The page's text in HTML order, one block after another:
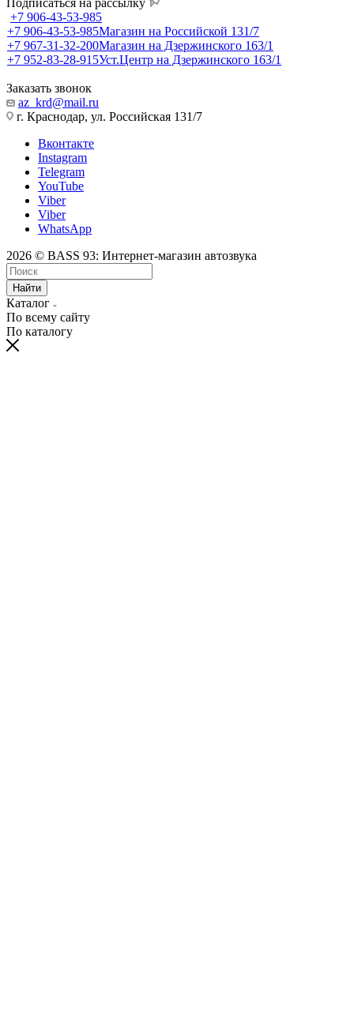
Подписаться на рассылку
+7 906-43-53-985
+7 906-43-53-985Магазин на Российской 131/7
+7 967-31-32-200Магазин на Дзержинского 163/1
+7 952-83-28-915Уст.Центр на Дзержинского 163/1
Заказать звонок
az_krd@mail.ru
г. Краснодар, ул. Российская 131/7
Вконтакте
Instagram
Telegram
YouTube
Viber
Viber
WhatsApp
2026 © BASS 93: Интернет-магазин автозвука
Найти
Каталог
По всему сайту
По каталогу